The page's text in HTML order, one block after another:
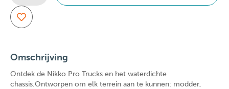
Omschrijving
Ontdek de Nikko Pro Trucks en het waterdichte
chassis.Ontworpen om elk terrein aan te kunnen: modder,